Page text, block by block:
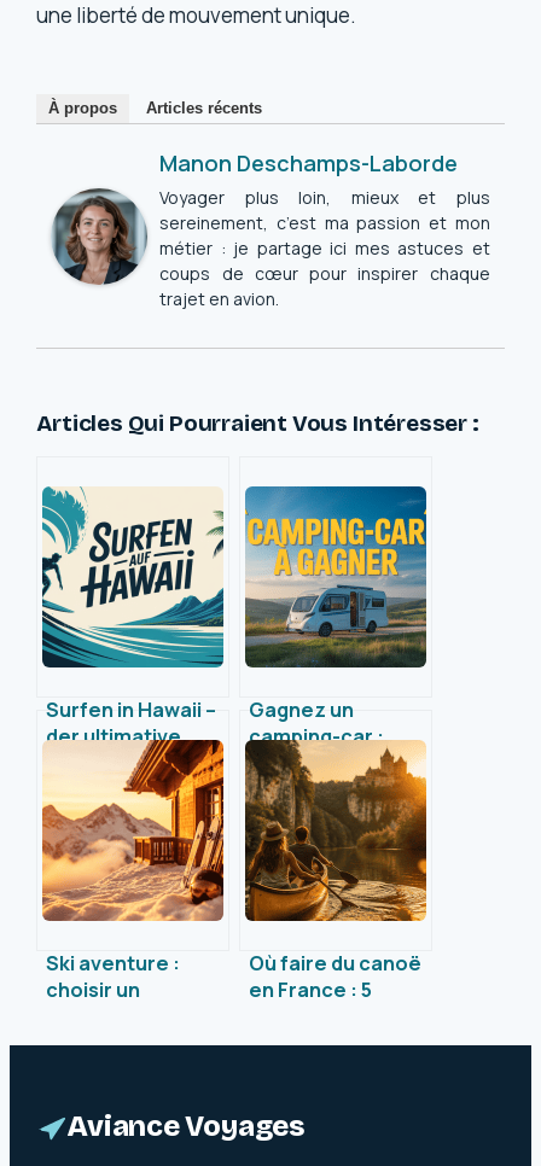
une liberté de mouvement unique.
À propos Articles récents
Manon Deschamps-Laborde
Voyager plus loin, mieux et plus
sereinement, c’est ma passion et mon
métier : je partage ici mes astuces et
coups de cœur pour inspirer chaque
trajet en avion.
Articles Qui Pourraient Vous Intéresser :
Surfen in Hawaii –
der ultimative
Leitfaden für Ihr
Wellenabenteuer
Gagnez un
camping-car :
toutes les clés
pour tenter votre
chance en 2024
Ski aventure :
choisir un
professionnel
Où faire du canoë
en France : 5
pour s’évader loin
Aviance Voyages